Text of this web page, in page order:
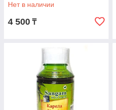
Нет в наличии
4 500 ₸